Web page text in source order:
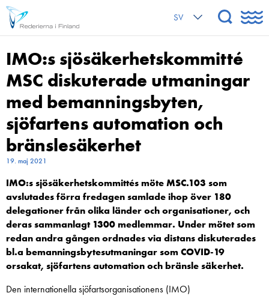
SV
IMO:s sjösäkerhetskommitté
MSC diskuterade utmaningar
med bemanningsbyten,
sjöfartens automation och
bränslesäkerhet
19. maj 2021
IMO:s sjösäkerhetskommittésmöte MSC.103 som
avslutades förra fredagen samlade ihop över 180
delegationer från olika länder och organisationer, och
deras sammanlagt 1300 medlemmar. Under mötet som
redan andra gången ordnades via distans diskuterades
bl.a bemanningsbytesutmaningar som COVID-19
orsakat, sjöfartens automation och bränsle säkerhet.
Den internationella sjöfartsorganisationens (IMO)